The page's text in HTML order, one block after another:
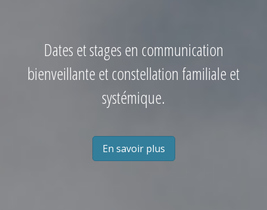
Dates et stages en communication
bienveillante et constellation familiale et
systémique.
En savoir plus